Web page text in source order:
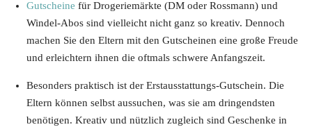
Gutscheine für Drogeriemärkte (DM oder Rossmann) und
Windel-Abos sind vielleicht nicht ganz so kreativ. Dennoch
machen Sie den Eltern mit den Gutscheinen eine große Freude
und erleichtern ihnen die oftmals schwere Anfangszeit.
Besonders praktisch ist der Erstausstattungs-Gutschein. Die
Eltern können selbst aussuchen, was sie am dringendsten
benötigen. Kreativ und nützlich zugleich sind Geschenke in